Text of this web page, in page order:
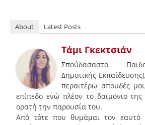
About Latest Posts
Τάμι Γκεκτσιάν
Σπούδασαστο
Δημοτικής
περαιτέρω σπουδές
επίπεδο ενώ πλέον το δαιμόνιο της
ορατή την παρουσία του.
Από τότε που θυμάμαι τον